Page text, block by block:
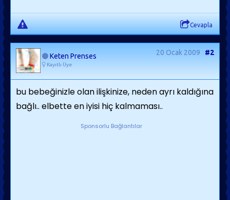
Cevapla
Keten Prenses
Kayıtlı Üye
20 Ocak 2009 #2
bu bebeğinizle olan ilişkinize, neden ayrı kaldığına
bağlı.. elbette en iyisi hiç kalmaması..
Sponsorlu Bağlantılar